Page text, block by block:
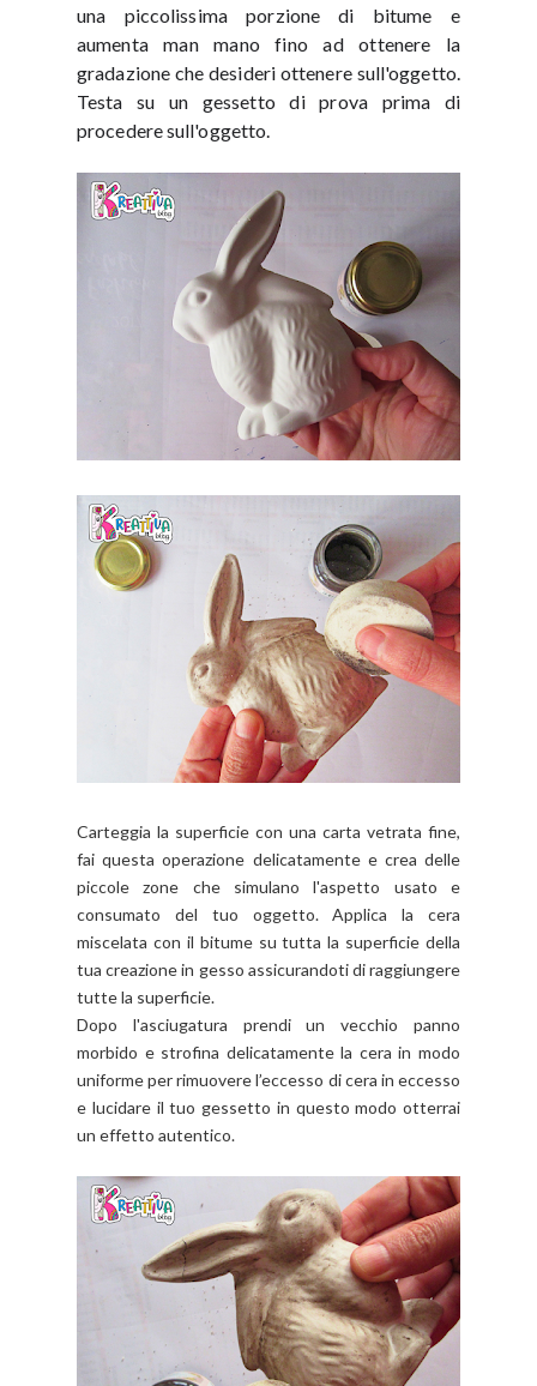
una piccolissima porzione di bitume e
aumenta man mano fino ad ottenere la
gradazione che desideri ottenere sull'oggetto.
Testa su un gessetto di prova prima di
procedere sull'oggetto.
Carteggia la superficie con una carta vetrata fine,
fai questa operazione delicatamente e crea delle
piccole zone che simulano l'aspetto usato e
consumato del tuo oggetto. Applica la cera
miscelata con il bitume su tutta la superficie della
tua creazione in gesso assicurandoti di raggiungere
tutte la superficie.
Dopo l'asciugatura prendi un vecchio panno
morbido e strofina delicatamente la cera in modo
uniforme per rimuovere l’eccesso di cera in eccesso
e lucidare il tuo gessetto in questo modo otterrai
un effetto autentico.